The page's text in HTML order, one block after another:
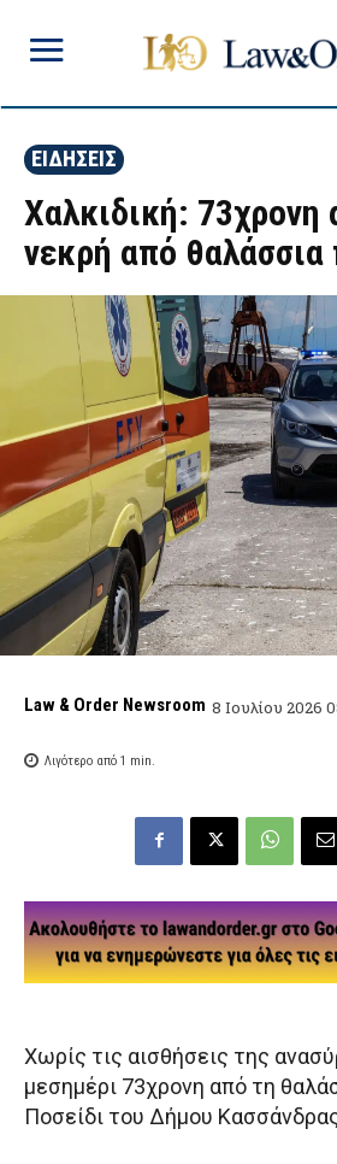
ΕΙΔΗΣΕΙΣ
Χαλκιδική: 73χρονη
νεκρή από θαλάσσια
Law & Order Newsroom 8 Ιουλίου 2026
Λιγότερο από 1 min.
Χωρίς τις αισθήσεις της
μεσημέρι 73χρονη από τη
Ποσείδι του Δήμου